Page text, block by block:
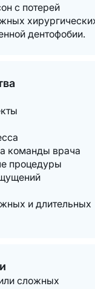
с потерей
дентофобии.
команды врача
процедуры
и длительных
сложных